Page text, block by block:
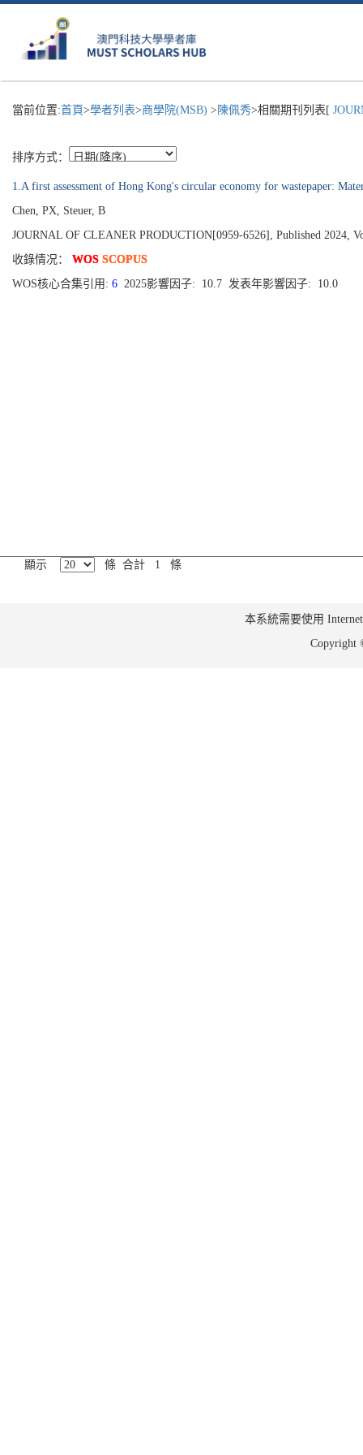
當前位置:首頁>學者列表>商學院(MSB) > 陳佩秀>相關期刊列表[
排序方式：
1.A first assessment of Hong Kong's circular economy for wastepaper:
Chen, PX, Steuer, B
JOURNAL OF CLEANER PRODUCTION[0959-6526], Published 2024,
收錄情况： WOS SCOPUS
WOS核心合集引用: 6 2025影響因子: 10.7 发表年影響因子: 10.0
顯示 條 合計 1 條
本系統需要使用
Copyright